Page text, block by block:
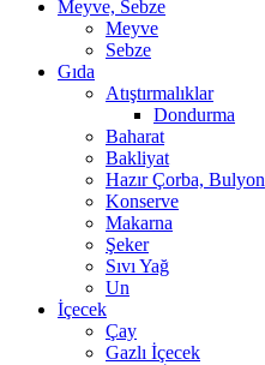
Meyve, Sebze
Meyve
Sebze
Gıda
Atıştırmalıklar
Dondurma
Baharat
Bakliyat
Hazır Çorba, Bulyon
Konserve
Makarna
Şeker
Sıvı Yağ
Un
İçecek
Çay
Gazlı İçecek